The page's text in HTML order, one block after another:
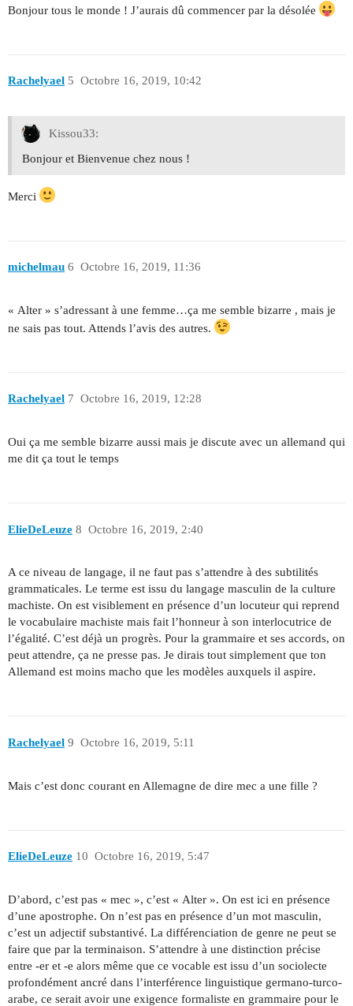
Bonjour tous le monde ! J’aurais dû commencer par la désolée
Rachelyael Octobre 16, 2019, 10:42
5
Kissou33:
Bonjour et Bienvenue chez nous !
Merci
michelmau Octobre 16, 2019, 11:36
6
« Alter » s’adressant à une femme…ça me semble bizarre , mais je
ne sais pas tout. Attends l’avis des autres.
Rachelyael Octobre 16, 2019, 12:28
7
Oui ça me semble bizarre aussi mais je discute avec un allemand qui
me dit ça tout le temps
ElieDeLeuze Octobre 16, 2019, 2:40
8
A ce niveau de langage, il ne faut pas s’attendre à des subtilités
grammaticales. Le terme est issu du langage masculin de la culture
machiste. On est visiblement en présence d’un locuteur qui reprend
le vocabulaire machiste mais fait l’honneur à son interlocutrice de
l’égalité. C’est déjà un progrès. Pour la grammaire et ses accords, on
peut attendre, ça ne presse pas. Je dirais tout simplement que ton
Allemand est moins macho que les modèles auxquels il aspire.
Rachelyael Octobre 16, 2019, 5:11
9
Mais c’est donc courant en Allemagne de dire mec a une fille ?
ElieDeLeuze Octobre 16, 2019, 5:47
10
D’abord, c’est pas « mec », c’est « Alter ». On est ici en présence
d’une apostrophe. On n’est pas en présence d’un mot masculin,
c’est un adjectif substantivé. La différenciation de genre ne peut se
faire que par la terminaison. S’attendre à une distinction précise
entre -er et -e alors même que ce vocable est issu d’un sociolecte
profondément ancré dans l’interférence linguistique germano-turco-
arabe, ce serait avoir une exigence formaliste en grammaire pour le